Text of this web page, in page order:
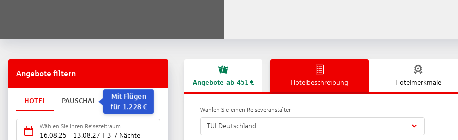
Angebote ab 451 € Hotelbeschreibung Hotelmerkmale
Wählen Sie einen Reiseveranstalter
TUI Deutschland
Angebote filtern
HOTEL PAUSCHAL
Mit Flügen
für 1.228€
Wählen Sie Ihren Reisezeitraum
16.08.25 – 13.08.27 3-7 Nächte